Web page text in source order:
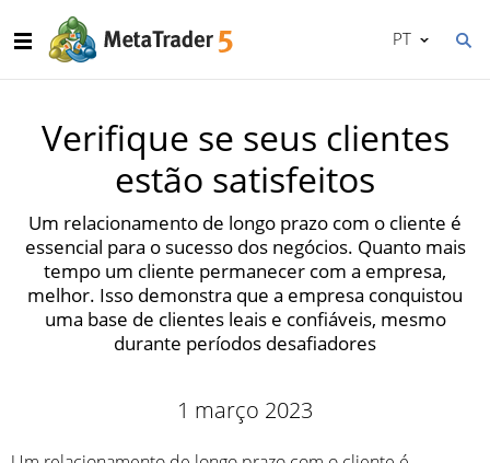
PT
Verifique se seus clientes
estão satisfeitos
Um relacionamento de longo prazo com o cliente é
essencial para o sucesso dos negócios. Quanto mais
tempo um cliente permanecer com a empresa,
melhor. Isso demonstra que a empresa conquistou
uma base de clientes leais e confiáveis, mesmo
durante períodos desafiadores
1 março 2023